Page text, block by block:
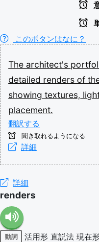
このボタンはなに？
The architect's
detailed renders of
showing textures,
placement.
翻訳する
聞き取れるようになる
詳細
詳細
renders
動詞 活用形 直説法 現在